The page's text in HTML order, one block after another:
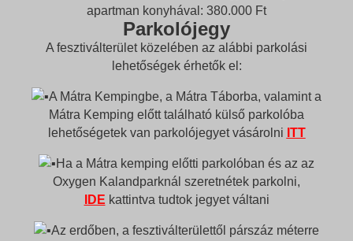
apartman konyhával: 380.000 Ft
Parkolójegy
A fesztiválterület közelében az alábbi parkolási
lehetőségek érhetők el:
A Mátra Kempingbe, a Mátra Táborba, valamint a
Mátra Kemping előtt található külső parkolóba
lehetőségetek van parkolójegyet vásárolni ITT
Ha a Mátra kemping előtti parkolóban és az az
Oxygen Kalandparknál szeretnétek parkolni,
IDE kattintva tudtok jegyet váltani
Az erdőben, a fesztiválterülettől párszáz méterre